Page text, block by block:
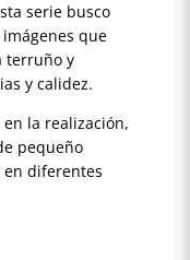
serie busco
que
terruño y
y calidez.
la realización,
pequeño
diferentes